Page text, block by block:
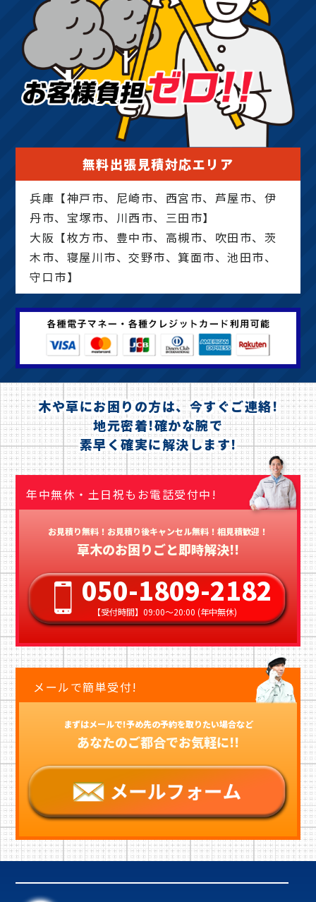
無料出張見積対応エリア
兵庫【神戸市、尼崎市、西宮市、芦屋市、伊
丹市、宝塚市、川西市、三田市】
大阪【枚方市、豊中市、高槻市、吹田市、茨
木市、寝屋川市、交野市、箕面市、池田市、
守口市】
木や草にお困りの方は、今すぐご連絡!
地元密着!確かな腕で
素早く確実に解決します!
年中無休・土日祝もお電話受付中!
お見積り無料！お見積り後キャンセル無料！相見積歓迎！
草木のお困りごと即時解決!!
050-1809-2182
【受付時間】09:00〜20:00 (年中無休)
メールで簡単受付!
まずはメールで!予め先の予約を取りたい場合など
あなたのご都合でお気軽に!!